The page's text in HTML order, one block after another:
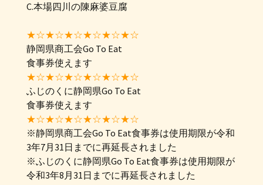
C.本場四川の陳麻婆豆腐
★☆★☆★☆★☆★☆★☆
静岡県商工会Go To Eat
食事券使えます
★☆★☆★☆★☆★☆★☆
ふじのくに静岡県Go To Eat
食事券使えます
★☆★☆★☆★☆★☆★☆
※静岡県商工会Go To Eat食事券は使用期限が令和
3年7月31日までに再延長されました
※ふじのくに静岡県Go To Eat食事券は使用期限が
令和3年8月31日までに再延長されました